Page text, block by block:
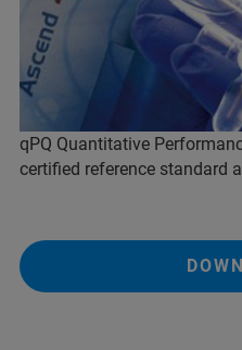
qPQ Quantitative
certified reference standard